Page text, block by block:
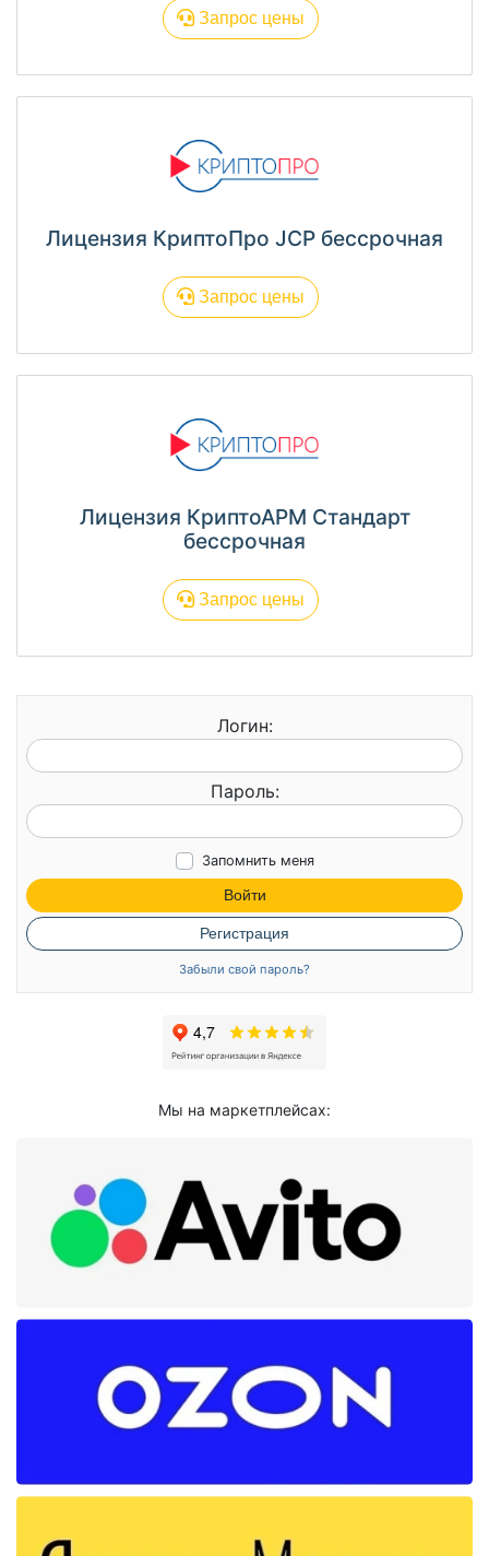
Запрос цены
Лицензия КриптоПро JCP бессрочная
Запрос цены
Лицензия КриптоАРМ Стандарт
бессрочная
Запрос цены
Логин:
Пароль:
Запомнить меня
Войти
Регистрация
Забыли свой пароль?
Мы на маркетплейсах: